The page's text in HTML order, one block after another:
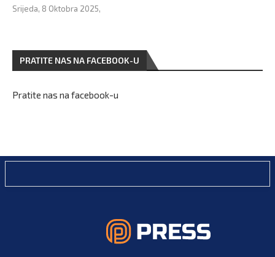
Srijeda, 8 Oktobra 2025,
PRATITE NAS NA FACEBOOK-U
Pratite nas na facebook-u